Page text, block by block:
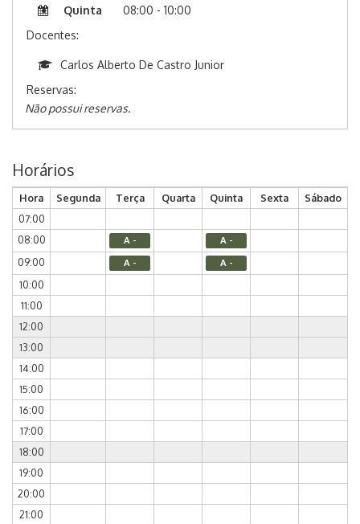
Quinta
08:00 - 10:00
Docentes:
Carlos Alberto De Castro Junior
Reservas:
Não possui reservas.
Horários
Hora Segunda Terça Quarta Quinta Sexta
Sábado
07:00
08:00
A - A -
09:00 A - A -
10:00
11:00
12:00
13:00
14:00
15:00
16:00
17:00
18:00
19:00
20:00
21:00